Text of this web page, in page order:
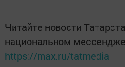
Читайте новости
национальном
https://max.ru/tatmedia